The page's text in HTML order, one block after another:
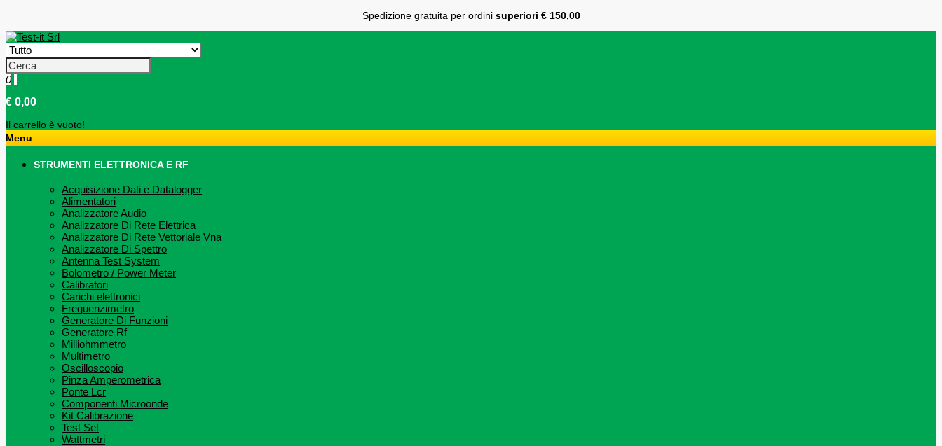
Spedizione gratuita per ordini superiori € 150,00
0
€ 0,00
Il carrello è vuoto!
Menu
STRUMENTI ELETTRONICA E RF
Acquisizione Dati e Datalogger
Alimentatori
Analizzatore Audio
Analizzatore Di Rete Elettrica
Analizzatore Di Rete Vettoriale Vna
Analizzatore Di Spettro
Antenna Test System
Bolometro / Power Meter
Calibratori
Carichi elettronici
Frequenzimetro
Generatore Di Funzioni
Generatore Rf
Milliohmmetro
Multimetro
Oscilloscopio
Pinza Amperometrica
Ponte Lcr
Componenti Microonde
Kit Calibrazione
Test Set
Wattmetri